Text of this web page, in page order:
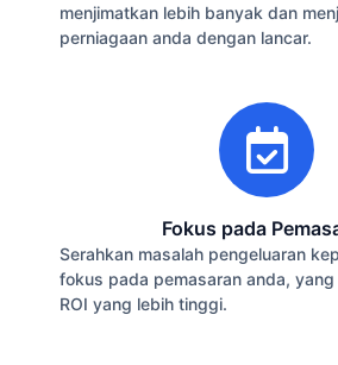
menjimatkan lebih banyak dan
perniagaan anda dengan lancar.
Fokus pada
Serahkan masalah pengeluaran
fokus pada pemasaran anda,
ROI yang lebih tinggi.